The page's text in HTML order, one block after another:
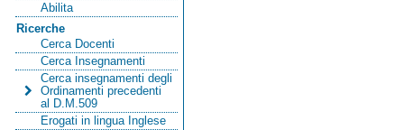
Abilita
Ricerche
Cerca Docenti
Cerca Insegnamenti
Cerca insegnamenti degli
Ordinamenti precedenti
al D.M.509
Erogati in lingua Inglese